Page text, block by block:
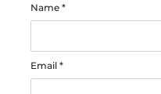
Name *
Email *